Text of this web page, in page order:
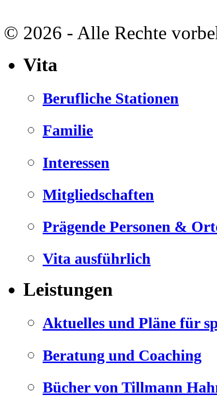
© 2026 - Alle Rechte
Vita
Berufliche Stationen
Familie
Interessen
Mitgliedschaften
Prägende Personen &
Vita ausführlich
Leistungen
Aktuelles und Pläne für
Beratung und Coaching
Bücher von Tillmann